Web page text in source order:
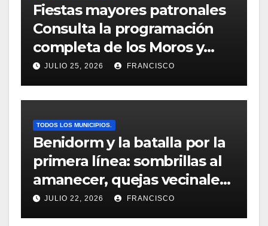
Fiestas mayores patronales
Consulta la programación
completa de los Moros y
Cristianos de Villajoyosa
2026
JULIO 25, 2026 FRANCISCO
TODOS LOS MUNICIPIOS.
Benidorm y la batalla por la
primera línea: sombrillas al
amanecer, quejas vecinales
y una normativa con zonas
grises
JULIO 22, 2026 FRANCISCO